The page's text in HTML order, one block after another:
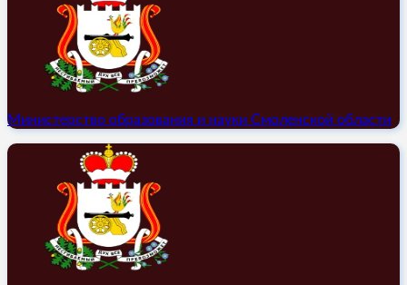
Министерство образования и науки Смоленской области